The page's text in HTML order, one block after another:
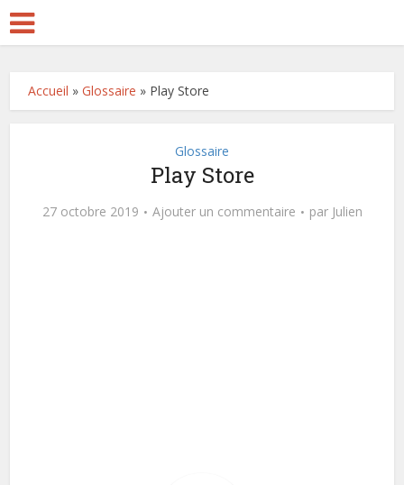
Accueil »Glossaire » Play Store
Glossaire
Play Store
27 octobre 2019 Ajouter un commentaire par Julien